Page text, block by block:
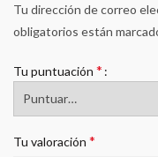
Tu dirección de correo
obligatorios están
Tu puntuación *
Tu valoración *